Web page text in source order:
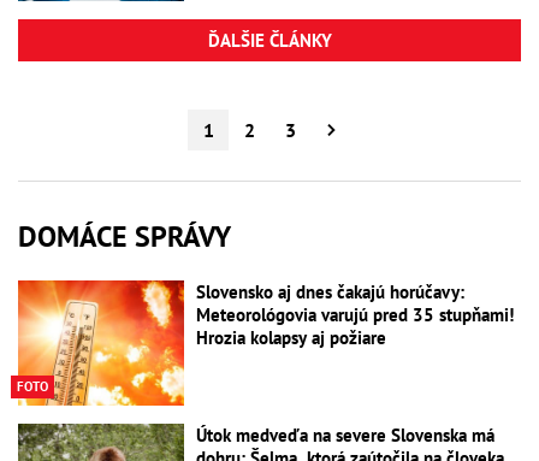
ĎALŠIE ČLÁNKY
1 2 3
DOMÁCE SPRÁVY
FOTO
Slovensko aj dnes čakajú horúčavy:
Meteorológovia varujú pred 35 stupňami!
Hrozia kolapsy aj požiare
Útok medveďa na severe Slovenska má